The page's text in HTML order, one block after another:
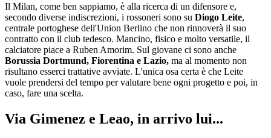
Il Milan, come ben sappiamo, è alla ricerca di un difensore e,
secondo diverse indiscrezioni, i rossoneri sono su Diogo Leite,
centrale portoghese dell'Union Berlino che non rinnoverà il suo
contratto con il club tedesco. Mancino, fisico e molto versatile, il
calciatore piace a Ruben Amorim. Sul giovane ci sono anche
Borussia Dortmund, Fiorentina e Lazio, ma al momento non
risultano esserci trattative avviate. L'unica osa certa è che Leite
vuole prendersi del tempo per valutare bene ogni progetto e poi, in
caso, fare una scelta.
Via Gimenez e Leao, in arrivo lui...